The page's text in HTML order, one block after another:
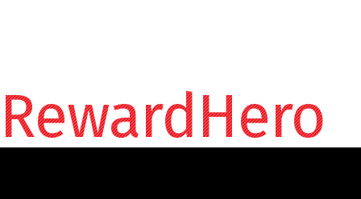
RewardHero